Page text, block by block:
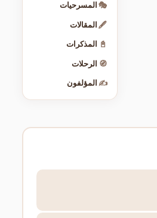
🎭 المسرحيات
🖋️ المقالات
📓 المذكرات
🧭 الرحلات
✍️ المؤلفون